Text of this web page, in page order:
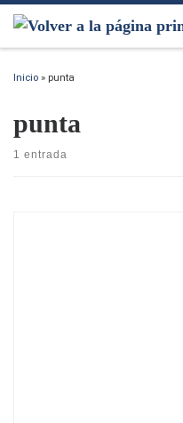
Saltar al contenido
Inicio » punta
punta
1 entrada